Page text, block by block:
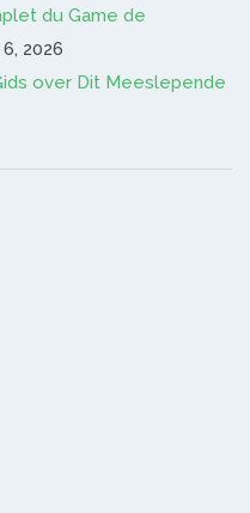
du Game de
2026
over Dit Meeslepende